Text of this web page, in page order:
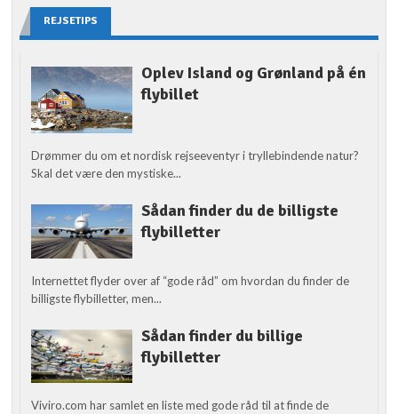
REJSETIPS
Oplev Island og Grønland på én
flybillet
Drømmer du om et nordisk rejseeventyr i tryllebindende natur?
Skal det være den mystiske...
Sådan finder du de billigste
flybilletter
Internettet flyder over af “gode råd” om hvordan du finder de
billigste flybilletter, men...
Sådan finder du billige
flybilletter
Viviro.com har samlet en liste med gode råd til at finde de